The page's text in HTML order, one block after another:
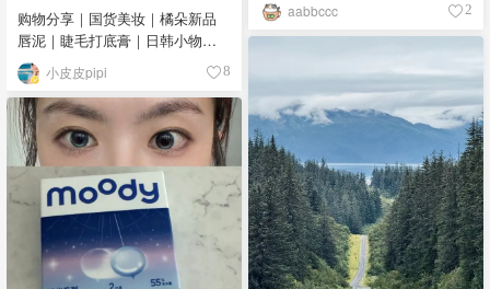
购物分享｜国货美妆｜橘朵新品
唇泥｜睫毛打底膏｜日韩小物｜
眼线笔｜美甲DIY💅
小皮皮pipi 8
aabbccc 2